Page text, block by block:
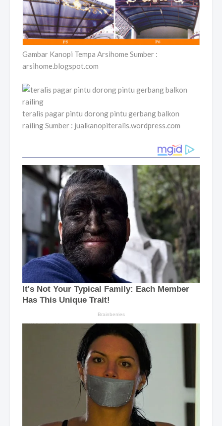
Gambar Kanopi Tempa Arsihome Sumber :
arsihome.blogspot.com
teralis pagar pintu dorong pintu gerbang balkon
railing Sumber : jualkanopiteralis.wordpress.com